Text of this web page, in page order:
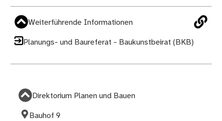
Weiterführende Informationen
Planungs- und Baureferat - Baukunstbeirat (BKB)
Direktorium Planen und Bauen
Bauhof 9